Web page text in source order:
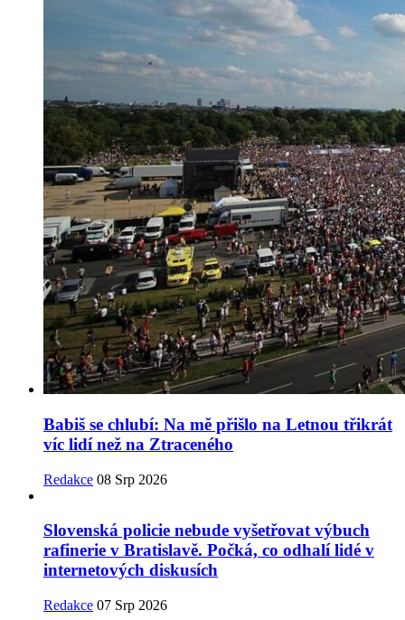
Babiš se chlubí: Na mě přišlo na Letnou třikrát
víc lidí než na Ztraceného
Redakce 08 Srp 2026
Slovenská policie nebude vyšetřovat výbuch
rafinerie v Bratislavě. Počká, co odhalí lidé v
internetových diskusích
Redakce 07 Srp 2026